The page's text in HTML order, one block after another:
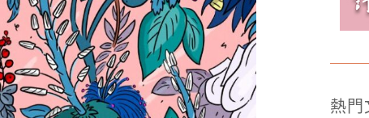
熱門